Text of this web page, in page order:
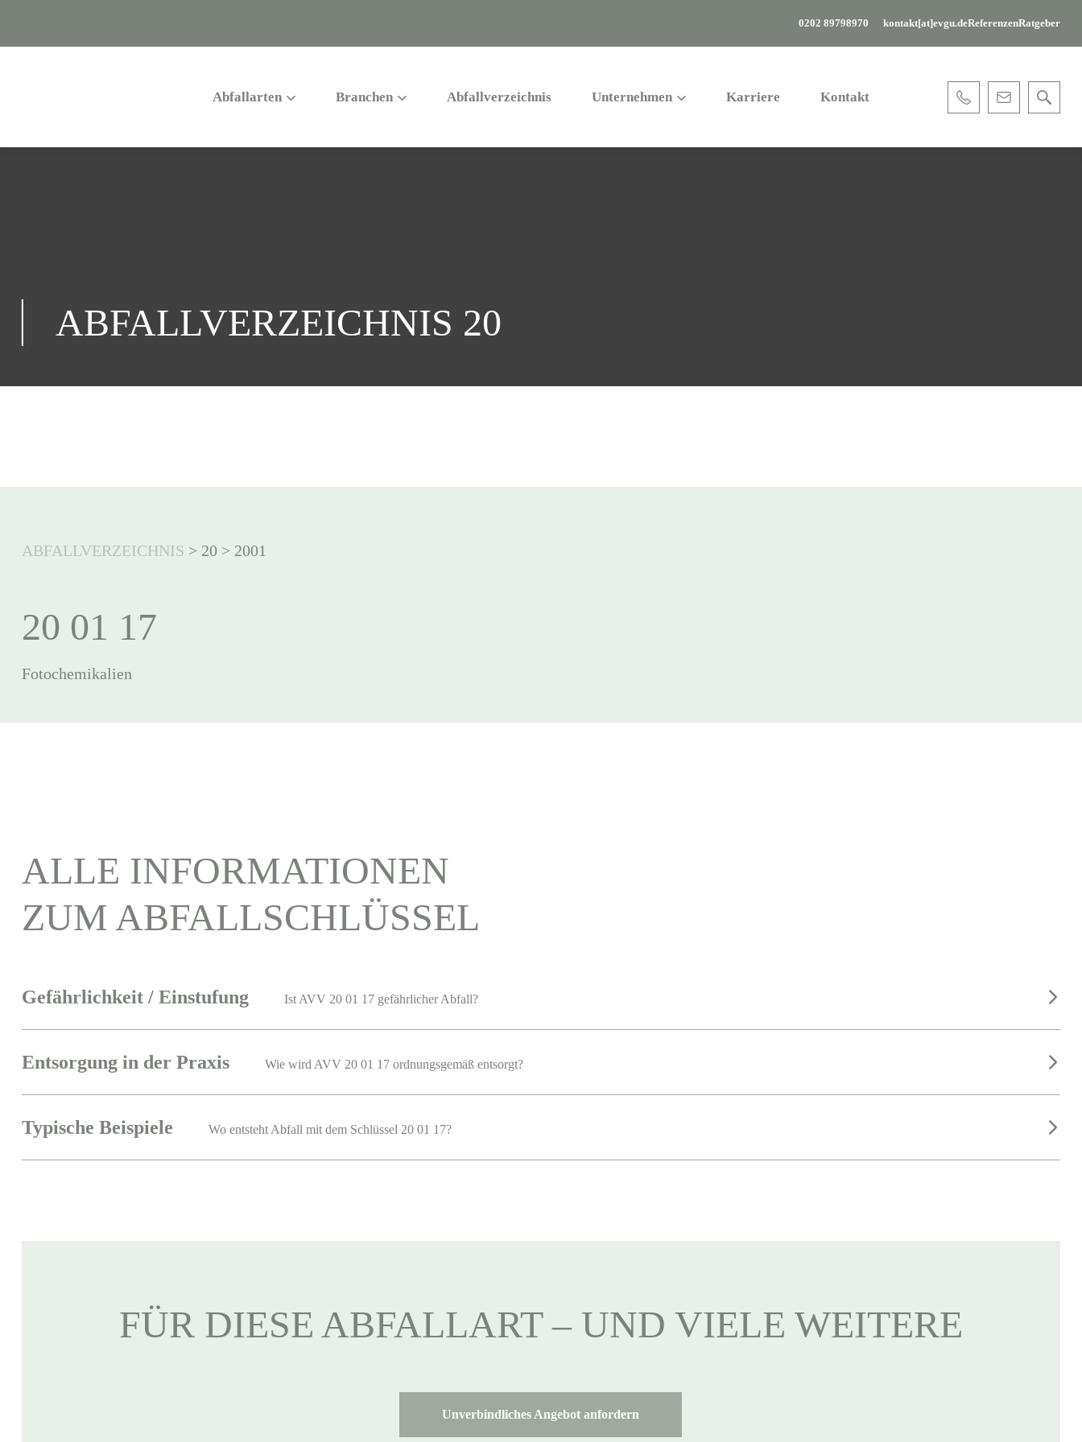
0202 89798970 kontakt[at]evgu.deReferenzenRatgeber
Abfallarten Branchen Abfallverzeichnis Unternehmen Karriere Kontakt
ABFALLVERZEICHNIS 20
ABFALLVERZEICHNIS > 20> 2001
20 01 17
Fotochemikalien
ALLE INFORMATIONEN
ZUM ABFALLSCHLÜSSEL
Gefährlichkeit / Einstufung Ist AVV 20 01 17 gefährlicher Abfall?
Entsorgung in der Praxis Wie wird AVV 20 01 17 ordnungsgemäß entsorgt?
Typische Beispiele Wo entsteht Abfall mit dem Schlüssel 20 01 17?
FÜR DIESE ABFALLART – UND VIELE WEITERE
Unverbindliches Angebot anfordern